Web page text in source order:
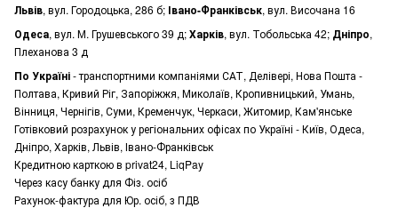
Львів, вул. Городоцька, 286 б; Івано-Франківськ, вул. Височана 16
Одеса, вул. М. Грушевського 39 д;Харків, вул. Тобольська 42; Дніпро,
Плеханова 3 д
По Україні- транспортними компаніями САТ, Делівері, Нова Пошта -
Полтава, Кривий Ріг, Запоріжжя, Миколаїв, Кропивницький, Умань,
Вінниця, Чернігів, Суми, Кременчук, Черкаси, Житомир, Кам'янське
Готівковий розрахунок у регіональних офісах по Україні - Київ, Одеса,
Дніпро, Харків, Львів, Івано-Франківськ
Кредитною карткою в privat24, LiqPay
Через касу банку для Фіз. осіб
Рахунок-фактура для Юр. осіб, з ПДВ